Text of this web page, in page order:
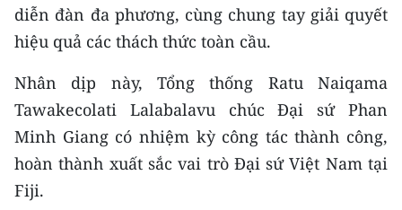
Đồng bằng sông Cửu Long
Chuyên trang TP. Hồ Chí Minh
CHUYÊN ĐỀ
CÁC CHUYÊN TRANG
diễn đàn đa phương, cùng chung tay giải quyết
hiệu quả các thách thức toàn cầu.
Nhân dịp này, Tổng thống Ratu Naiqama
Tawakecolati Lalabalavu chúc Đại sứ Phan
Minh Giang có nhiệm kỳ công tác thành công,
hoàn thành xuất sắc vai trò Đại sứ Việt Nam tại
Fiji.